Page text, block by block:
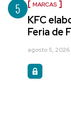
5 MARCAS
KFC
Feria de
agosto 5, 2026